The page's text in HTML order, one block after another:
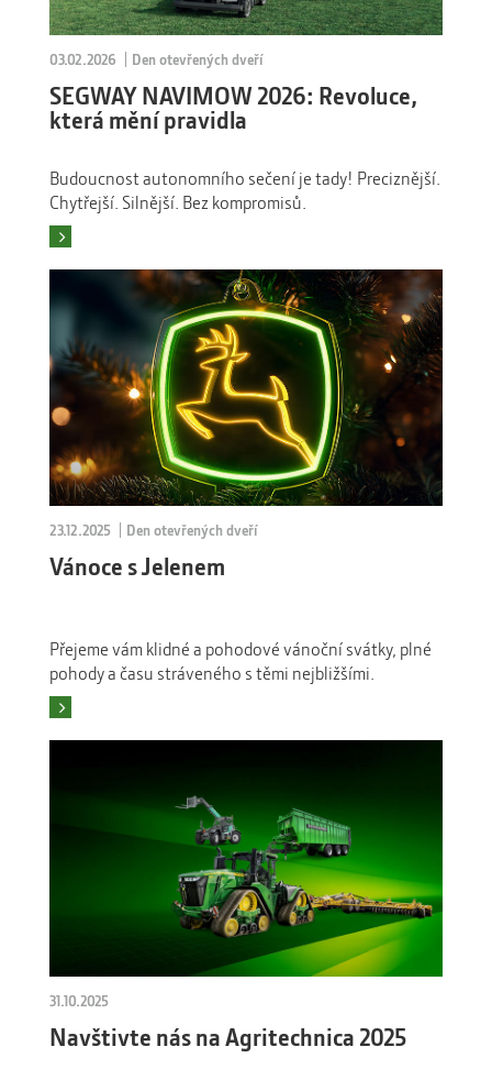
03.02.2026 Den otevřených dveří
SEGWAY NAVIMOW 2026: Revoluce,
která mění pravidla
Budoucnost autonomního sečení je tady! Preciznější.
Chytřejší. Silnější. Bez kompromisů.
23.12.2025 Den otevřených dveří
Vánoce s Jelenem
Přejeme vám klidné a pohodové vánoční svátky, plné
pohody a času stráveného s těmi nejbližšími.
31.10.2025
Navštivte nás na Agritechnica 2025